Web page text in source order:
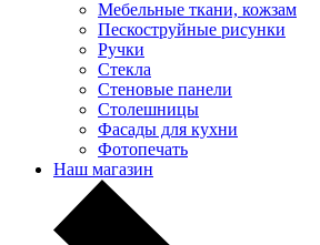
Мебельные ткани, кожзам
Пескоструйные рисунки
Ручки
Стекла
Стеновые панели
Столешницы
Фасады для кухни
Фотопечать
Наш магазин